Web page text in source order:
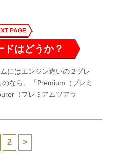
PAGE
ドはどうか？
にはエンジン違いの２グレ
なら、「Premium（プレミ
（プレミアムツアラ
2 >